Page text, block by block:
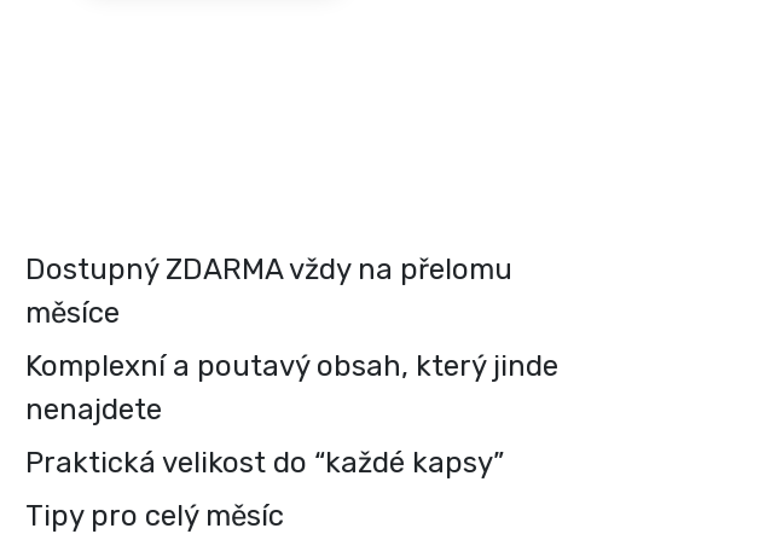
Dostupný ZDARMA vždy na přelomu
měsíce
Komplexní a poutavý obsah, který jinde
nenajdete
Praktická velikost do “každé kapsy”
Tipy pro celý měsíc